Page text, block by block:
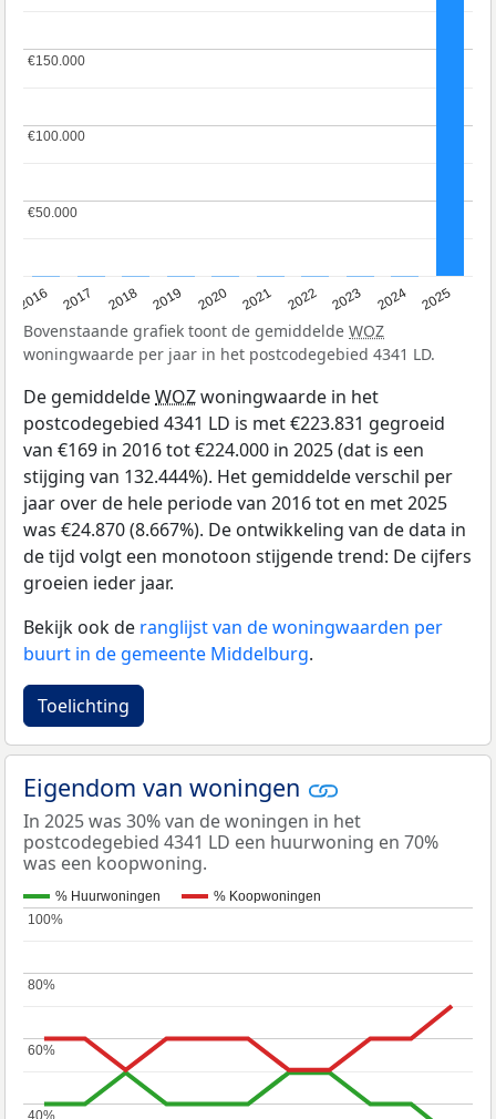
2016 2017 2018 2019 2020 2021 2022 2023 2024 2025
€50.000
€50.000
€100.000
€100.000
€150.000
€150.000
Bovenstaande grafiek toont de gemiddelde WOZ
woningwaarde per jaar in het postcodegebied 4341 LD.
De gemiddeldeWOZwoningwaarde in het
postcodegebied 4341 LD is met €223.831 gegroeid
van €169 in 2016 tot €224.000 in 2025 (dat is een
stijging van 132.444%). Het gemiddelde verschil per
jaar over de hele periode van 2016 tot en met 2025
was €24.870 (8.667%). De ontwikkeling van de data in
de tijd volgt een monotoon stijgende trend: De cijfers
groeien ieder jaar.
Bekijk ook de ranglijst van de woningwaarden per
buurt in de gemeente Middelburg.
Toelichting
Eigendom van woningen
In 2025 was 30% van de woningen in het
postcodegebied 4341 LD een huurwoning en 70%
was een koopwoning.
% Huurwoningen % Koopwoningen
40%
40%
60%
60%
80%
80%
100%
100%